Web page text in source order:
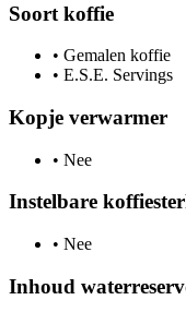
Soort koffie
• Gemalen koffie
• E.S.E. Servings
Kopje verwarmer
• Nee
Instelbare
• Nee
Inhoud